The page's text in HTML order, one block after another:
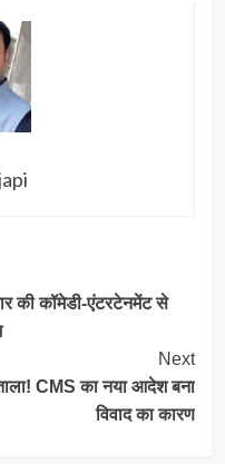
की कॉमेडी-एंटरटेनमेंट से
Next
CMS का नया आदेश बना
विवाद का कारण